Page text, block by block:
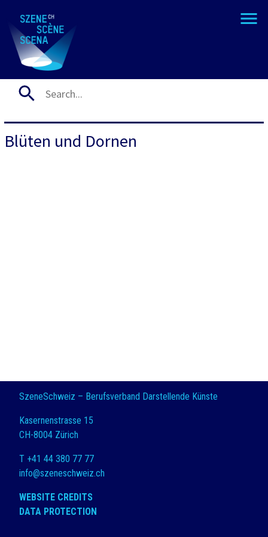
Blüten und Dornen
SzeneSchweiz – Berufsverband Darstellende Künste
Kasernenstrasse 15
CH-8004 Zürich
T +41 44 380 77 77
info@szeneschweiz.ch
WEBSITE CREDITS
DATA PROTECTION